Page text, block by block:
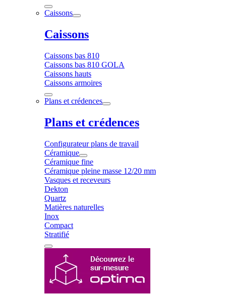
Caissons
Caissons
Caissons bas 810
Caissons bas 810 GOLA
Caissons hauts
Caissons armoires
Plans et crédences
Plans et crédences
Configurateur plans de travail
Céramique
Céramique fine
Céramique pleine masse 12/20 mm
Vasques et receveurs
Dekton
Quartz
Matières naturelles
Inox
Compact
Stratifié